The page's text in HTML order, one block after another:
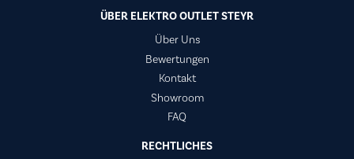
ÜBER ELEKTRO OUTLET STEYR
Über Uns
Bewertungen
Kontakt
Showroom
FAQ
RECHTLICHES